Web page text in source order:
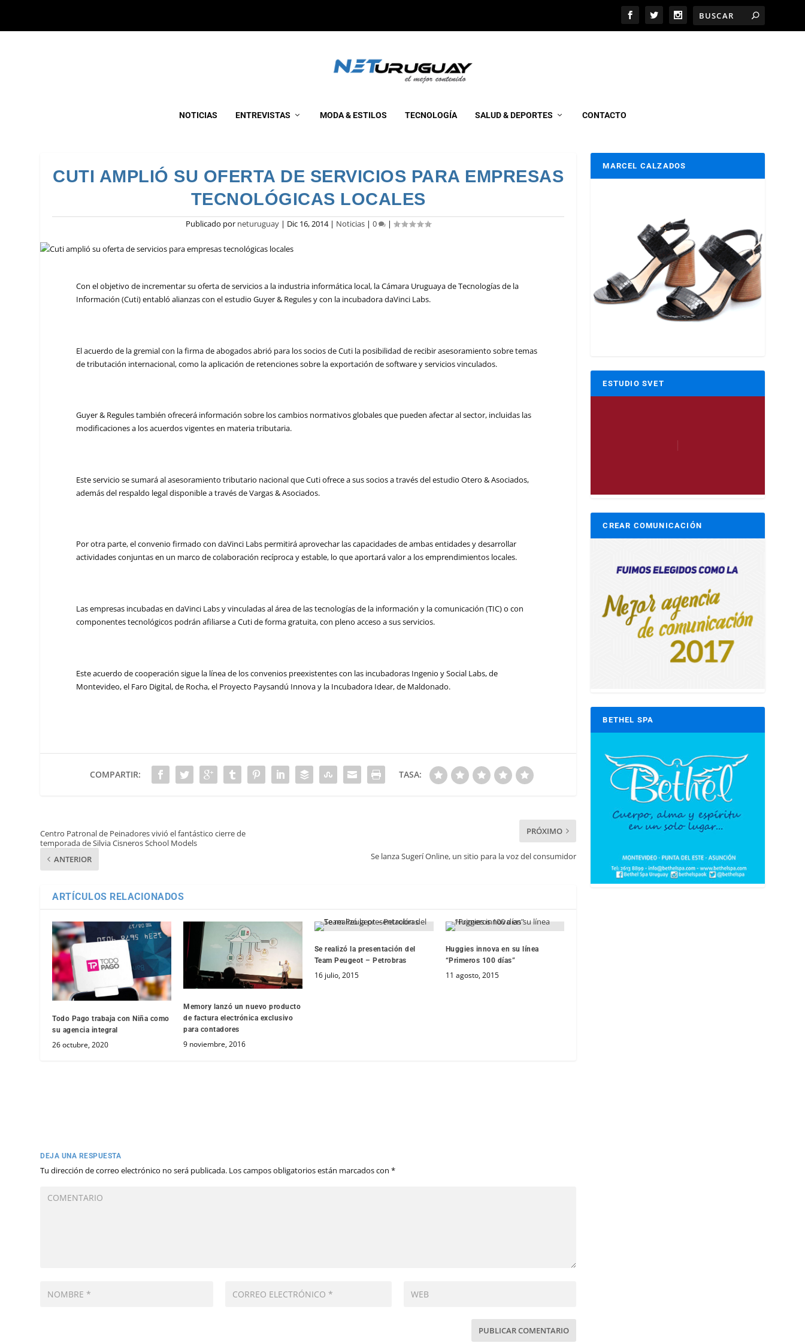
NOTICIAS ENTREVISTAS MODA & ESTILOS TECNOLOGÍA SALUD & DEPORTES CONTACTO
CUTI AMPLIÓ SU OFERTA DE SERVICIOS PARA EMPRESAS
TECNOLÓGICAS LOCALES
Publicado por neturuguay | Dic 16, 2014| Noticias |0 |
Con el objetivo de incrementar su oferta de servicios a la industria informática local, la Cámara Uruguaya de Tecnologías de la
Información (Cuti) entabló alianzas con el estudio Guyer & Regules y con la incubadora daVinci Labs.
El acuerdo de la gremial con la firma de abogados abrió para los socios de Cuti la posibilidad de recibir asesoramiento sobre temas
de tributación internacional, como la aplicación de retenciones sobre la exportación de software y servicios vinculados.
Guyer & Regules también ofrecerá información sobre los cambios normativos globales que pueden afectar al sector, incluidas las
modificaciones a los acuerdos vigentes en materia tributaria.
Este servicio se sumará al asesoramiento tributario nacional que Cuti ofrece a sus socios a través del estudio Otero & Asociados,
además del respaldo legal disponible a través de Vargas & Asociados.
Por otra parte, el convenio firmado con daVinci Labs permitirá aprovechar las capacidades de ambas entidades y desarrollar
actividades conjuntas en un marco de colaboración recíproca y estable, lo que aportará valor a los emprendimientos locales.
Las empresas incubadas en daVinci Labs y vinculadas al área de las tecnologías de la información y la comunicación (TIC) o con
componentes tecnológicos podrán afiliarse a Cuti de forma gratuita, con pleno acceso a sus servicios.
Este acuerdo de cooperación sigue la línea de los convenios preexistentes con las incubadoras Ingenio y Social Labs, de
Montevideo, el Faro Digital, de Rocha, el Proyecto Paysandú Innova y la Incubadora Idear, de Maldonado.
COMPARTIR: TASA:
Centro Patronal de Peinadores vivió el fantástico cierre de
temporada de Silvia Cisneros School Models
ANTERIOR
PRÓXIMO
Se lanza Sugerí Online, un sitio para la voz del consumidor
ARTÍCULOS RELACIONADOS
Todo Pago trabaja con Niña como
su agencia integral
26 octubre, 2020
Memory lanzó un nuevo producto
de factura electrónica exclusivo
para contadores
9 noviembre, 2016
Se realizó la presentación del
Team Peugeot – Petrobras
16 julio, 2015
Huggies innova en su línea
“Primeros 100 días”
11 agosto, 2015
DEJA UNA RESPUESTA
Tu dirección de correo electrónico no será publicada. Los campos obligatorios están marcados con*
MARCEL CALZADOS
ESTUDIO SVET
CREAR COMUNICACIÓN
BETHEL SPA